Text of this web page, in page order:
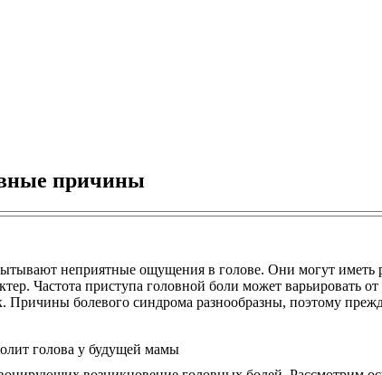
причины
неприятные ощущения в голове. Они могут иметь
Частота приступа головной боли может варьировать от
болевого синдрома разнообразны, поэтому